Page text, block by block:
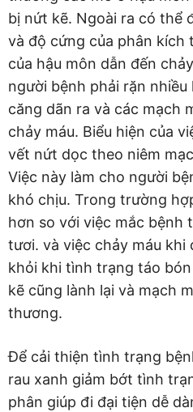
bị nứt kẽ. Ngoài ra có thể
và độ cứng của phân kích
của hậu môn dẫn đến
người bệnh phải rặn
căng dãn ra và các mạch
chảy máu. Biểu hiện của
vết nứt dọc theo niêm
Việc này làm cho người
khó chịu. Trong trường
hơn so với việc mắc bệnh
tươi. và việc chảy máu
khỏi khi tình trạng táo
kẽ cũng lành lại và mạch
thương.
Để cải thiện tình trạng
rau xanh giảm bớt tình
phân giúp đi đại tiện dễ